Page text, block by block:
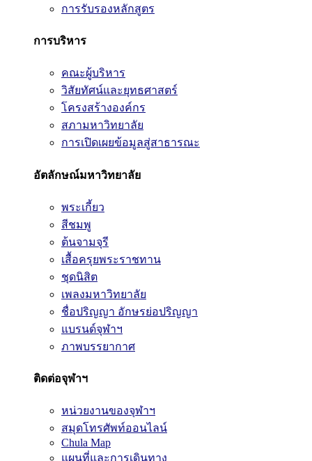
การรับรองหลักสูตร
การบริหาร
คณะผู้บริหาร
วิสัยทัศน์และยุทธศาสตร์
โครงสร้างองค์กร
สภามหาวิทยาลัย
การเปิดเผยข้อมูลสู่สาธารณะ
อัตลักษณ์มหาวิทยาลัย
พระเกี้ยว
สีชมพู
ต้นจามจุรี
เสื้อครุยพระราชทาน
ชุดนิสิต
เพลงมหาวิทยาลัย
ชื่อปริญญา อักษรย่อปริญญา
แบรนด์จุฬาฯ
ภาพบรรยากาศ
ติดต่อจุฬาฯ
หน่วยงานของจุฬาฯ
สมุดโทรศัพท์ออนไลน์
Chula Map
แผนที่และการเดินทาง